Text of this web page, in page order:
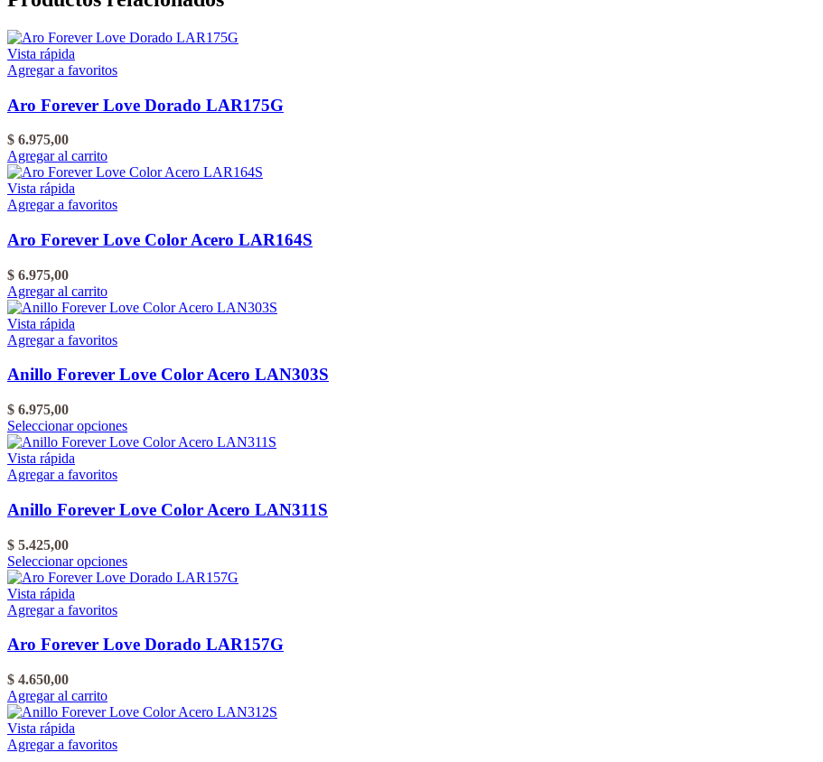
Vista rápida
Agregar a favoritos
Aro Forever Love Dorado LAR175G
$ 6.975,00
Agregar al carrito
Vista rápida
Agregar a favoritos
Aro Forever Love Color Acero LAR164S
$ 6.975,00
Agregar al carrito
Vista rápida
Agregar a favoritos
Anillo Forever Love Color Acero LAN303S
$ 6.975,00
Seleccionar opcionesEste
producto
Las
opciones
elegir
en
producto
Vista rápida
Agregar a favoritos
Anillo Forever Love Color Acero LAN311S
$ 5.425,00
Seleccionar opcionesEste
producto
Las
elegir
en
Vista rápida
Agregar a favoritos
Aro Forever Love Dorado LAR157G
$ 4.650,00
Agregar al carrito
Vista rápida
Agregar a favoritos